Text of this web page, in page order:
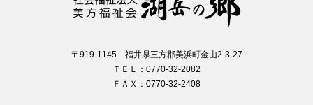
〒919-1145 福井県三方郡美浜町金山2-3-27
ＴＥＬ：0770-32-2082
ＦＡＸ：0770-32-2408